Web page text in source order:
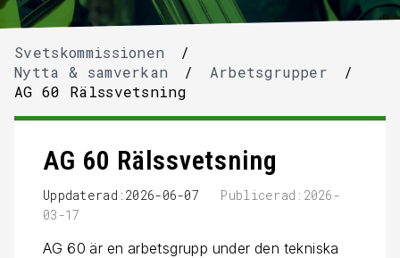
Svetskommissionen
/
Nytta & samverkan
/ Arbetsgrupper
/
AG 60 Rälssvetsning
AG 60 Rälssvetsning
Uppdaterad:2026-06-07
Publicerad:2026-
03-17
AG 60 är en arbetsgrupp under den tekniska